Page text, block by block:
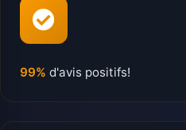
99% d'avis positifs!